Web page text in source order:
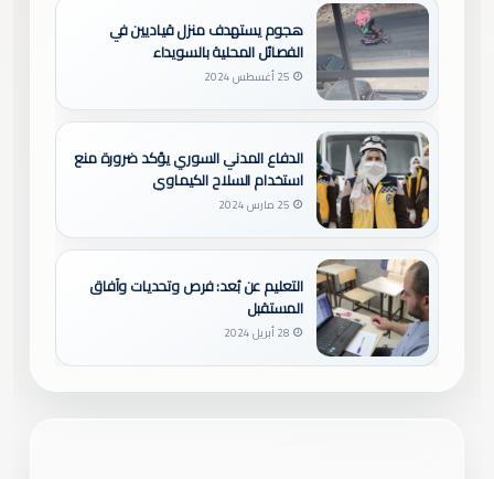
هجوم يستهدف منزل قياديين في
الفصائل المحلية بالسويداء
25 أغسطس 2024
الدفاع المدني السوري يؤكد ضرورة منع
استخدام السلاح الكيماوي
25 مارس 2024
التعليم عن بُعد: فرص وتحديات وآفاق
المستقبل
28 أبريل 2024